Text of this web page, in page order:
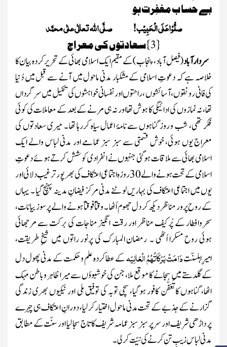
بے حسا ب مغفِرت ہو
صلُّوْاعَلَی الْحَبِیْب! صلَّی اللّٰہ تعالٰی علٰی محمَّد
{
3
}سعادتوں کی معراج
سردار آباد(فیصل آباد، پنجاب)کے مقیم ایک اسلامی بھائی کے تحریر کردہبیان کا
خلاصہ ہے کہ دعوتِ اسلامی کے مشکبار مدنی ماحول میں آنے سے قبل میںدُنیا
کیفانیرونقوں ، آسائشوں ، راحتوں اور نفسانی خواہشوں کی تکمیل میں سرگرداں
تھا، نہ نمازوں کی ادائیگی کا ہوش تھا اور نہ ہی مرنے کے بعد کے معاملات کی کوئی
فکر تھی، شب و روز گناہوں سے نامۂ اعمال سیاہ کررہا تھا ۔ میری سعادتوں کی
معراج یوں ہوئی، خوش قسمتی سے سبز سبز عمامے اور مدنی لباس والے ایک
اسلامی بھائی سے ملاقات ہوگئی جنہوں نے انفرادی کوشش کرتے ہوئے دعوتِ
اسلامی کے تحت ہونے والے30روزہ اجتماعی اعتکاف کی بھرپور ترغیب دلائی اور
یوں میں اجتماعی اعتکاف کی بہاریں لوٹنے مدنی مرکز فیضانِ مدینہ پہنچ گیا ۔ یہاں
کے روح پرور مناظر دیکھ کر دل جھوم اُٹھا ۔ وقتاً فوقتاً ہونے والے پرسوز بیانات،
سحروافطار کے پُرکیف مناظر اور رقت انگیز مناجات کی برکت سے مرجھائی
ہوئی روح مسکرا اُٹھی ۔ رمضان المبارک کی پرنور راتوں میں شیخِ طریقت،
امیرِاہلسنّتدَامَتْ بَرَکَاتُہُمُ الْعَالِیَہکے عطا کردہ علم و حکمت کے مدنی پھول دل
کے گلدستے میں سجانے کا موقع ملا، جن کی خوشبوؤں سے میرا ظاہر وباطن مہک
اٹھا، گناہوں کا تَعَفُّن کافور ہوگیا، سچی توبہ کی توفیق ملی اور نیکیوں بھری زندگی
گزارنے کے جذبے کے تحت مدنی ماحول اختیار کرلیا، دورانِ اعتکاف ہی چہرے
پر داڑھی شریف اور سر پر سبز سبز عمامہ شریف کا تاج سجا لیا اور سنّت کے مطابق
مدنی لباس زیبِ تن کرنے کی نیّت کر لی ۔